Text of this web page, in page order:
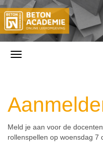
Meld je aan voor de
rollenspellen op woensdag 7